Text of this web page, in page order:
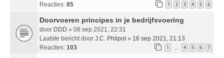
Reacties: 85 1 2 3 4 5 6
Doorvoeren principes in je bedrijfsvoering
door DDD » 08 sep 2021, 22:31
Laatste bericht door J.C. Philpot » 16 sep 2021, 21:13
Reacties: 103 1 … 4 5 6 7